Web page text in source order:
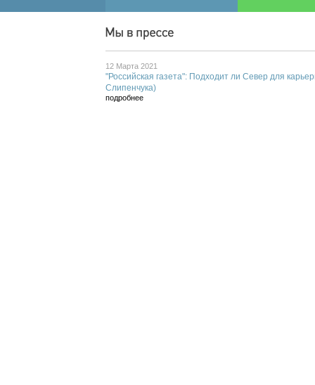
12 Марта 2021
"Российская газета": Подходит ли Север для
Слипенчука)
подробнее